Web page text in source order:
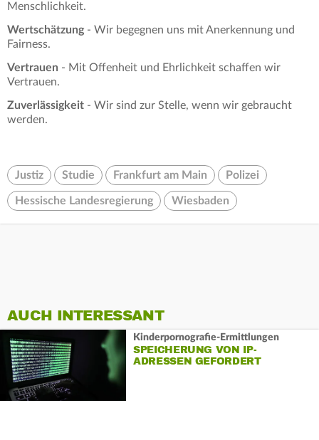
Menschlichkeit.
Wertschätzung - Wir begegnen uns mit Anerkennung und
Fairness.
Vertrauen - Mit Offenheit und Ehrlichkeit schaffen wir
Vertrauen.
Zuverlässigkeit - Wir sind zur Stelle, wenn wir gebraucht
werden.
Justiz Studie Frankfurt am Main Polizei
Hessische Landesregierung Wiesbaden
AUCH INTERESSANT
Kinderpornografie-Ermittlungen
SPEICHERUNG VON IP-
ADRESSEN GEFORDERT